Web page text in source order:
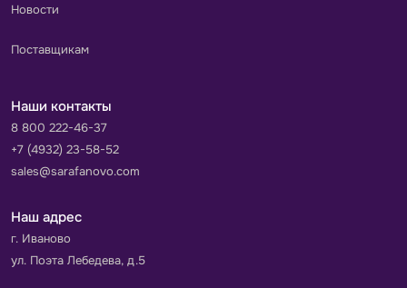
Новости
Поставщикам
Наши контакты
8 800 222-46-37
+7 (4932) 23-58-52
sales@sarafanovo.com
Наш адрес
г. Иваново
ул. Поэта Лебедева, д.5